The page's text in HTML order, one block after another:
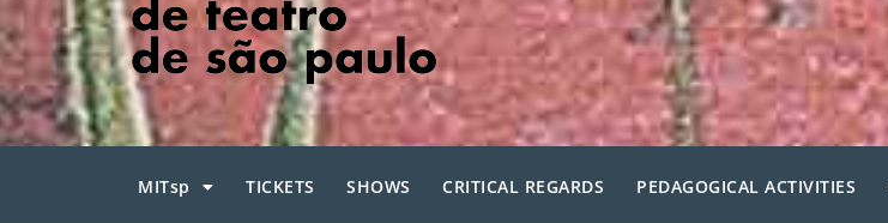
MITsp TICKETS SHOWS CRITICAL REGARDS PEDAGOGICAL ACTIVITIES